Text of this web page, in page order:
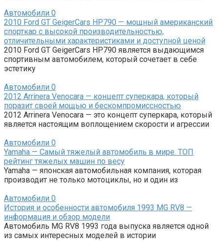
Автомобили 0
2010 Ford GT GeigerCars HP790 — мощный американский
спорткар с высокой производительностью,
отличительными характеристиками и доступной ценой
2010 Ford GT GeigerCars HP790 является выдающимся
спортивным автомобилем, который сочетает в себе
эстетику
Автомобили 0
2012 Arrinera Venocara — концепт суперкара, который
поразит своей мощью и бескомпромиссностью
2012 Arrinera Venocara — это концепт суперкара, который
является настоящим воплощением скорости и агрессии
Автомобили 0
Yamaha — Самый тяжелый автомобиль в мире. ТОП
рейтинг тяжелых машин по весу
Yamaha — японская автомобильная компания, которая
производит не только мотоциклы, но и один из
Автомобили 0
История и особенности автомобиля 1993 MG RV8 —
информация и обзор модели
Автомобиль MG RV8 1993 года выпуска является одной
из самых интересных моделей в истории